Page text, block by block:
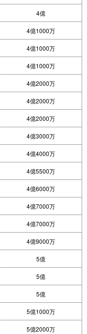
4億
4億1000万
4億1000万
4億1000万
4億2000万
4億2000万
4億2000万
4億3000万
4億4000万
4億5500万
4億6000万
4億7000万
4億7000万
4億9000万
5億
5億
5億
5億1000万
5億2000万